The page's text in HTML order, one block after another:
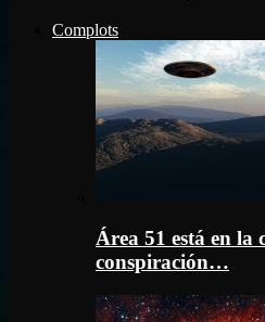
Complots
Área 51 está en la
conspiración…